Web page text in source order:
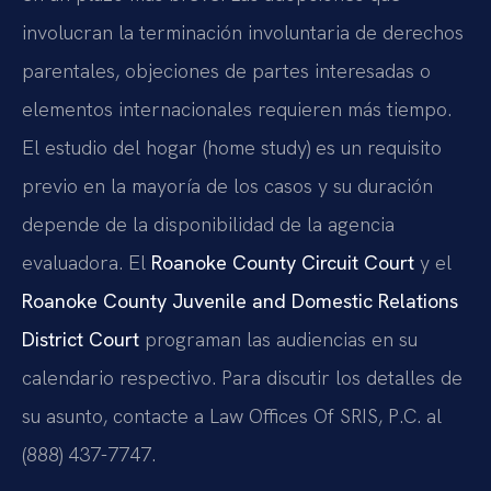
involucran la terminación involuntaria de derechos
parentales, objeciones de partes interesadas o
elementos internacionales requieren más tiempo.
El estudio del hogar (home study) es un requisito
previo en la mayoría de los casos y su duración
depende de la disponibilidad de la agencia
evaluadora. El Roanoke County Circuit Court y el
Roanoke County Juvenile and Domestic Relations
District Court programan las audiencias en su
calendario respectivo. Para discutir los detalles de
su asunto, contacte a Law Offices Of SRIS, P.C. al
(888) 437-7747.